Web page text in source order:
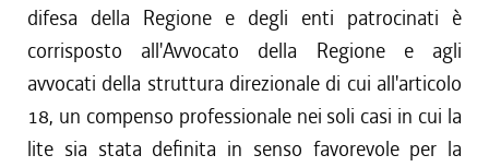
difesa della Regione e degli enti patrocinati è
corrisposto all'Avvocato della Regione e agli
avvocati della struttura direzionale di cui all'articolo
18, un compenso professionale nei soli casi in cui la
lite sia stata definita in senso favorevole per la